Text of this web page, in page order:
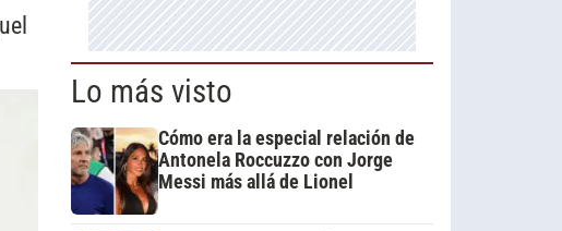
Lo más visto
Cómo era la especial relación de
Antonela Roccuzzo con Jorge
Messi más allá de Lionel